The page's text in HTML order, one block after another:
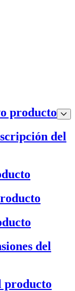
producto
del
del
producto